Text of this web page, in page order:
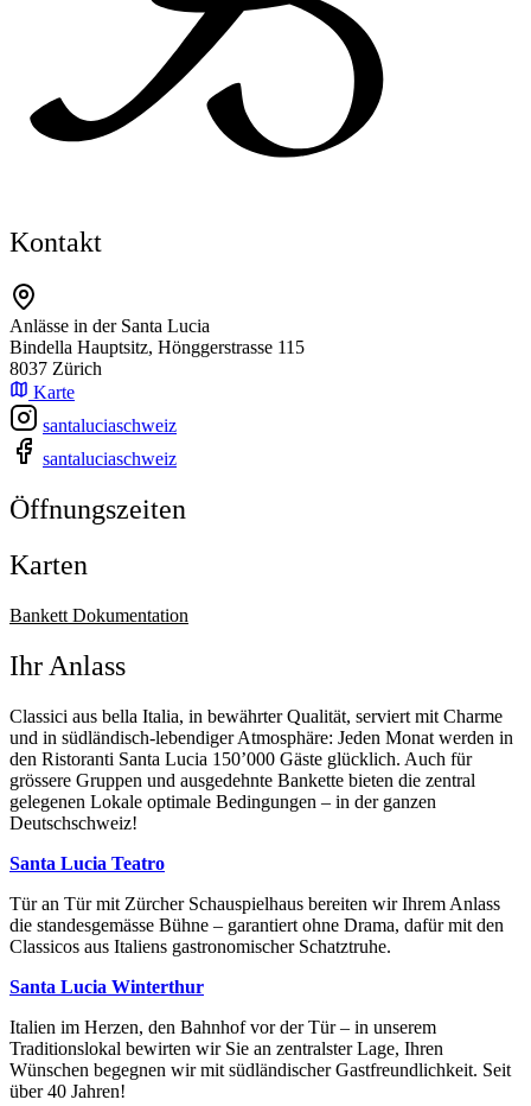
Kontakt
Anlässe in der Santa Lucia
Bindella Hauptsitz, Hönggerstrasse 115
8037 Zürich
Karte
santaluciaschweiz
santaluciaschweiz
Öffnungszeiten
Karten
Bankett Dokumentation
Ihr Anlass
Classici aus bella Italia, in bewährter Qualität, serviert mit Charme
und in südländisch-lebendiger Atmosphäre: Jeden Monat werden in
den Ristoranti Santa Lucia 150’000 Gäste glücklich. Auch für
grössere Gruppen und ausgedehnte Bankette bieten die zentral
gelegenen Lokale optimale Bedingungen – in der ganzen
Deutschschweiz!
Santa Lucia Teatro
Tür an Tür mit Zürcher Schauspielhaus bereiten wir Ihrem Anlass
die standesgemässe Bühne – garantiert ohne Drama, dafür mit den
Classicos aus Italiens gastronomischer Schatztruhe.
Santa Lucia Winterthur
Italien im Herzen, den Bahnhof vor der Tür – in unserem
Traditionslokal bewirten wir Sie an zentralster Lage, Ihren
Wünschen begegnen wir mit südländischer Gastfreundlichkeit. Seit
über 40 Jahren!